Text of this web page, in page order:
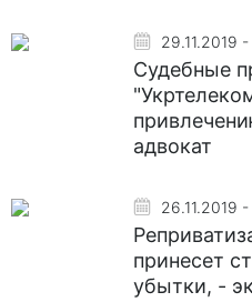
29.11.2019
Судебные
адвокат
26.11.2019
принесет
убытки, -